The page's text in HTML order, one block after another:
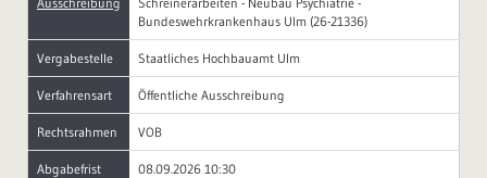
Bundeswehrkrankenhaus Ulm (26-21336)
Vergabestelle Staatliches Hochbauamt Ulm
Verfahrensart Öffentliche Ausschreibung
Rechtsrahmen VOB
Abgabefrist 08.09.2026 10:30